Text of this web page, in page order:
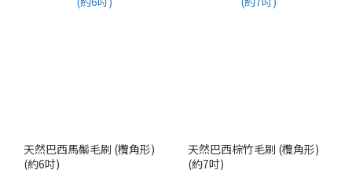
天然巴西馬鬃毛刷 (欖角形)
(約6吋)
天然巴西棕竹毛刷 (欖角形)
(約7吋)